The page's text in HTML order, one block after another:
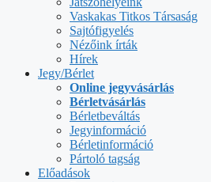
Vaskakas Titkos Társaság
Sajtófigyelés
Nézőink írták
Hírek
Jegy/Bérlet
Online jegyvásárlás
Bérletvásárlás
Bérletbeváltás
Jegyinformáció
Bérletinformáció
Pártoló tagság
Előadások